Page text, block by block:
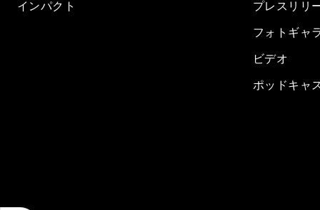
インパクト
プレスリリ
フォトギャ
ビデオ
ポッドキャ